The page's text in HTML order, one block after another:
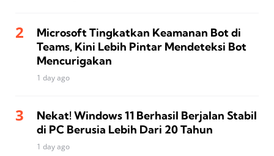
Microsoft Tingkatkan Keamanan Bot di
Teams, Kini Lebih Pintar Mendeteksi Bot
Mencurigakan
1 day ago
Nekat! Windows 11 Berhasil Berjalan Stabil
di PC Berusia Lebih Dari 20 Tahun
1 day ago